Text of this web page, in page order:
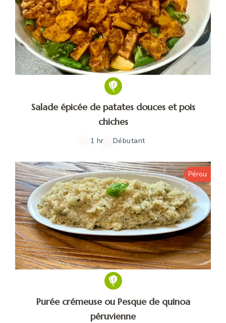
Salade épicée de patates douces et pois
chiches
1 hr Débutant
Pérou
Purée crémeuse ou Pesque de quinoa
péruvienne